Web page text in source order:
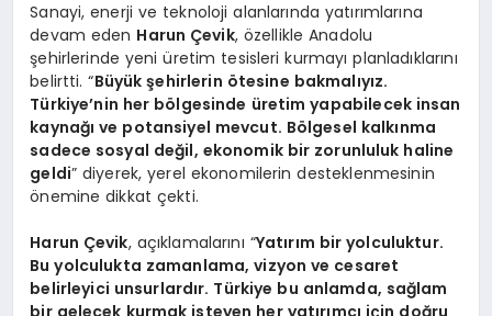
Sanayi, enerji ve teknoloji alanlarında yatırımlarına
devam eden Harun Çevik, özellikle Anadolu
şehirlerinde yeni üretim tesisleri kurmayı planladıklarını
belirtti. “Büyük şehirlerin ötesine bakmalıyız.
Türkiye’nin her bölgesinde üretim yapabilecek insan
kaynağı ve potansiyel mevcut. Bölgesel kalkınma
sadece sosyal değil, ekonomik bir zorunluluk haline
geldi” diyerek, yerel ekonomilerin desteklenmesinin
önemine dikkat çekti.
Harun Çevik, açıklamalarını “Yatırım bir yolculuktur.
Bu yolculukta zamanlama, vizyon ve cesaret
belirleyici unsurlardır. Türkiye bu anlamda, sağlam